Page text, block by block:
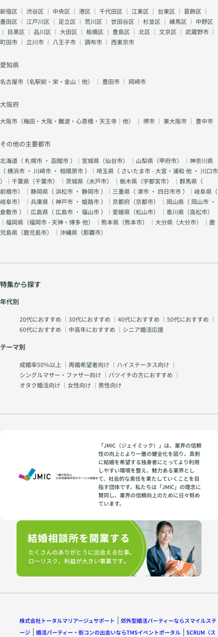
新宿区 ｜ 渋谷区 ｜ 中央区 ｜ 港区 ｜ 千代田区 ｜ 江東区 ｜ 台東区 ｜ 葛飾区 ｜
墨田区 ｜ 江戸川区 ｜ 足立区 ｜ 荒川区 ｜ 世田谷区 ｜ 杉並区 ｜ 練馬区 ｜ 中野区
｜ 目黒区 ｜ 品川区 ｜ 大田区 ｜ 板橋区 ｜ 豊島区 ｜ 北区 ｜ 文京区 ｜ 武蔵野市 ｜
町田市 ｜ 立川市 ｜ 八王子市 ｜ 調布市 ｜ 西東京市
愛知県
名古屋市（名駅前・栄・金山｜他） ｜ 豊田市 ｜ 岡崎市
大阪府
大阪市（梅田・大阪・難波・心斎橋・天王寺｜他） ｜ 堺市 ｜ 東大阪市 ｜ 豊中市
その他の主要都市
北海道（札幌市 ・ 函館市）｜宮城県（仙台市） ｜山梨県（甲府市） ｜神奈川県
（横浜市 ・ 川崎市 ・ 相模原市）｜埼玉県（ さいたま市 - 大宮・浦和 他 ・ 川口市
）｜千葉県（千葉市） ｜茨城県（水戸市） ｜栃木県（宇都宮市） ｜群馬県（
前橋市） ｜静岡県（浜松市 ・ 静岡市）｜三重県（津市 ・ 四日市市）｜岐阜県（
岐阜市） ｜兵庫県（神戸市 ・ 姫路市）｜京都府（京都市） ｜岡山県（ 岡山市 ・
倉敷市）｜広島県（ 広島市 ・ 福山市）｜愛媛県（松山市） ｜香川県（高松市）
｜福岡県（福岡市 - 天神・博多 他） ｜熊本県（熊本市） ｜大分県（大分市） ｜鹿
児島県（鹿児島市） ｜沖縄県（那覇市）
特集から探す
年代別
20代におすすめ ｜ 30代におすすめ ｜ 40代におすすめ ｜ 50代におすすめ ｜
60代におすすめ ｜ 中高年におすすめ ｜ シニア婚活応援
テーマ別
成婚率50％以上 ｜ 再婚希望者向け ｜ ハイステータス向け ｜
シングルマザー・ファザー向け ｜ バツイチの方におすすめ ｜
オタク婚活向け ｜ 女性向け ｜ 男性向け
「JMIC（ジェイミック）」は、業界の信頼
性の向上とより一層の健全化を図り、真剣
に結婚を希望する独身者にとってより利用
しやすい環境を整え、魅力ある業界とし
て、社会的な責任を果たしていくことを目
指す団体です。私たちは「JMIC」の理念に
賛同し、業界の信頼向上のために日々努め
ています。
株式会社トータルマリアージュサポート
郊外型婚活パーティーならスマイルステ
ージ
婚活パーティー・街コンの出会いならTMSイベントポータル
SCRUM（ス